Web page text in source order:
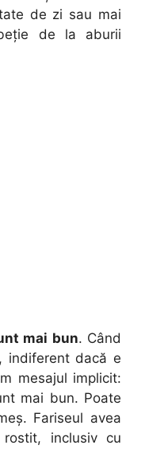
de zi sau mai
de la aburii
mai bun. Când
indiferent dacă e
mesajul implicit:
mai bun. Poate
Fariseul avea
inclusiv cu